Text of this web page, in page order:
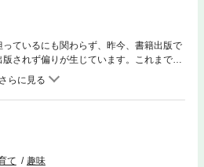
ているにも関わらず、昨今、書籍出版で
されず偏りが生じています。これまで窯
くなって、新たに陶芸の道に進もうとす
す。このままでは、何百年、何千年と続
で終焉を迎えようとしているのではない
を眺めてみても、披露宴や法事、会社の
加えて、一人あたりの客単価も一人約
５万円に上昇。鮨店だけでなく、天ぷ
て
趣味